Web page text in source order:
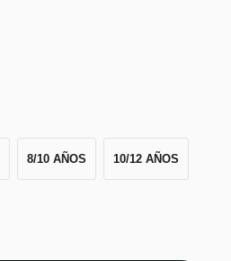
8/10 AÑOS 10/12 AÑOS